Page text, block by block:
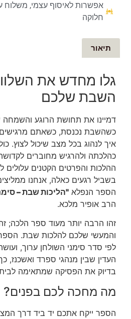
אפשרות לאיסוף עצמי, משלוח
חלוקה
תיאור
גלו מחדש את
השבת שלכם
דמיינו את תחושת הרוגע
כשהשבת נכנסת, כשאתם מרגישים
איך לנהוג בכל מצב שיכול לצוץ.
כהלכתה ולהרגיש מחוברים
ההלכות והפרטים הקטנים עלולים
בשביל רגעים כאלה, אנחנו
הספר הנפלא "הליכות שבת –
הרב אופיר מלכא.
זהו הרבה יותר מעוד ספר הלכה;
והמעשי שלכם להלכות שבת.
לפי סדר סימני השולחן ערוך,
העדין שבין מנהגי ספרד
בדיוק את הפסיקה שמתאימה
מה מחכה לכם בפנים?
הספר ייקח אתכם יד ביד דרך